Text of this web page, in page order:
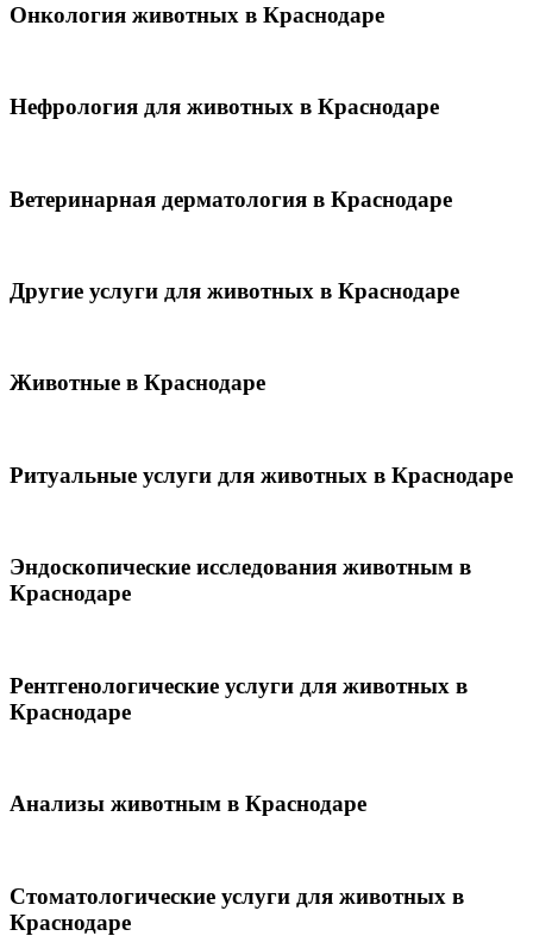
Онкология животных в Краснодаре
Нефрология для животных в Краснодаре
Ветеринарная дерматология в Краснодаре
Другие услуги для животных в Краснодаре
Животные в Краснодаре
Ритуальные услуги для животных в Краснодаре
Эндоскопические исследования животным в
Краснодаре
Рентгенологические услуги для животных в
Краснодаре
Анализы животным в Краснодаре
Стоматологические услуги для животных в
Краснодаре